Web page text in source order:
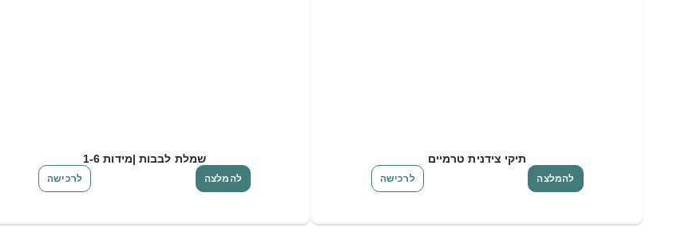
תיקי צידנית טרמיים
להמלצה לרכישה
שמלת לבבות |מידות 1-6
להמלצה לרכישה